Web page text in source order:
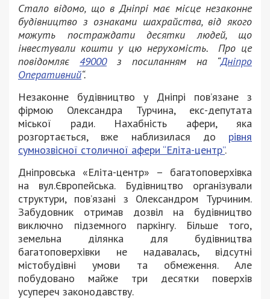
Стало відомо, що в Дніпрі має місце незаконне
будівництво з ознаками шахрайства, від якого
можуть постраждати десятки людей, що
інвестували кошти у цю нерухомість. Про це
повідомляє 49000з посиланням на “Дніпро
Оперативний“.
Незаконне будівництво у Дніпрі пов’язане з
фірмою Олександра Турчина, екс-депутата
міської ради. Нахабність афери, яка
розгортається, вже наблизилася до рівня
сумнозвісної столичної афери “Еліта-центр”.
Дніпровська «Еліта-центр» – багатоповерхівка
на вул.Європейська. Будівництво організували
структури, повʼязані з Олександром Турчиним.
Забудовник отримав дозвіл на будівництво
виключно підземного паркінгу. Більше того,
земельна ділянка для будівництва
багатоповерхівки не надавалась, відсутні
містобудівні умови та обмеження. Але
побудовано майже три десятки поверхів
усупереч законодавству.